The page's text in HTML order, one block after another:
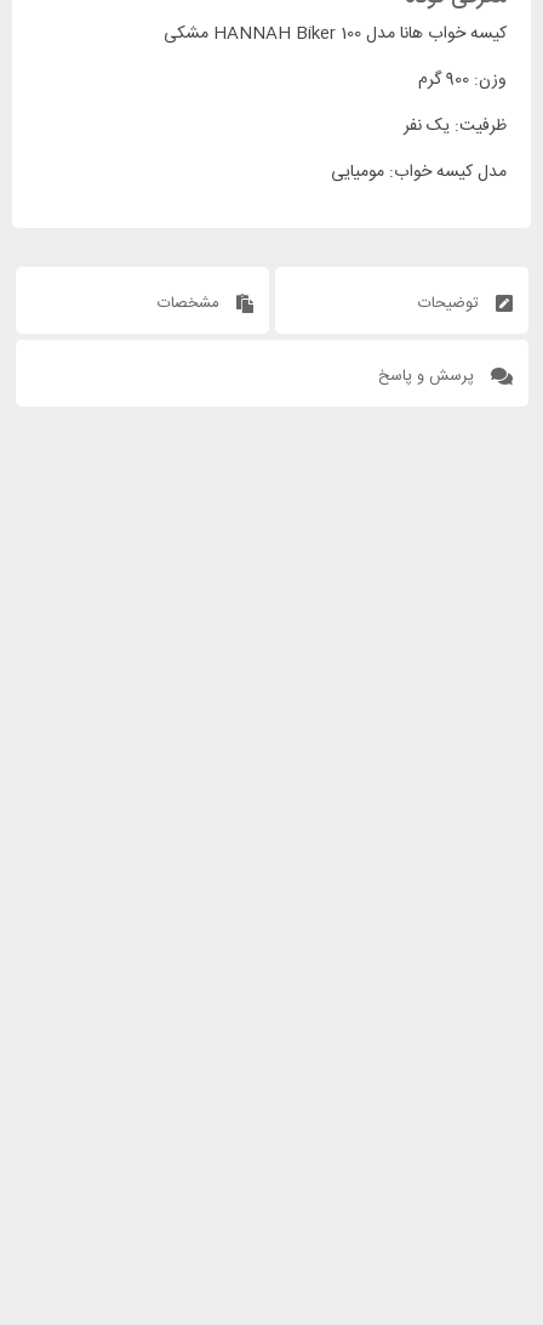
کیسه خواب هانا مدل HANNAH Biker 100 مشکی
وزن: 900 گرم
ظرفیت: یک نفر
مدل کیسه خواب: مومیایی
توضیحات مشخصات
پرسش و پاسخ